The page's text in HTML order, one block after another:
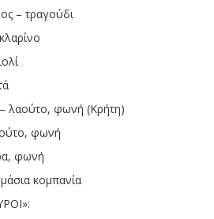
– τραγούδι
λαούτο, φωνή (Κρήτη)
φωνή
φωνή
κομπανία